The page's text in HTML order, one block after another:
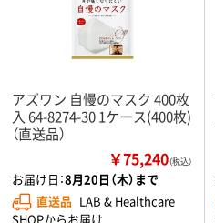
アズワン 自慢のマスク 400枚
入 64-8274-30 1ケース(400枚)
（直送品）
￥75,240（税込）
お届け日：8月20日（木）まで
直送品 LAB & Healthcare
SHOPからお届け